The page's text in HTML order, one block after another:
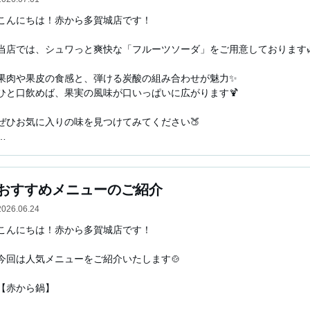
んにちは！赤から多賀城店です！
店では、シュワっと爽快な「フルーツソーダ」をご用意しております
肉や果皮の食感と、弾ける炭酸の組み合わせが魅力✨
と口飲めば、果実の風味が口いっぱいに広がります🍹
ひお気に入りの味を見つけてみてください🍑
慢の鍋や焼肉を中心に、お食事やご飯はもちろん、飲み放題付きプ
すすめメニューのご紹介
んにちは！赤から多賀城店です！
回は人気メニューをご紹介いたします🍲
赤から鍋】